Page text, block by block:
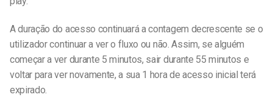
A duração do acesso continuará a contagem decrescente se o
utilizador continuar a ver o fluxo ou não. Assim, se alguém
começar a ver durante 5 minutos, sair durante 55 minutos e
voltar para ver novamente, a sua 1 hora de acesso inicial terá
expirado.